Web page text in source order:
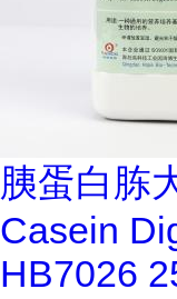
胰蛋白胨
Casein
HB7026